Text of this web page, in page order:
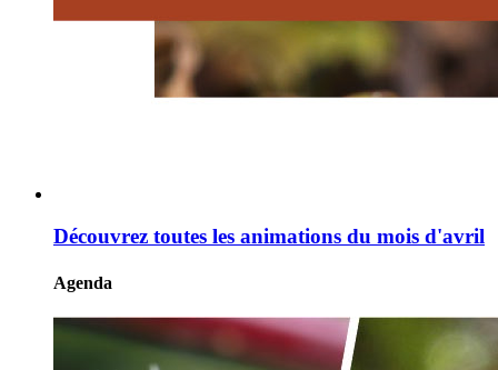
Découvrez toutes les animations du mois d'avril
Agenda